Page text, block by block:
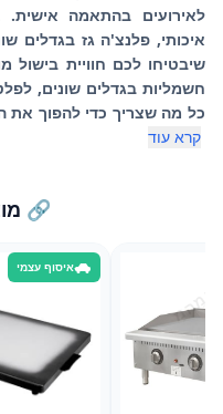
לאירועים בהתאמה אישית.
שיבטיחו לכם חוויית
כל מה שצריך כדי להפוך את
קרא עוד
🔗
איסוף עצמי